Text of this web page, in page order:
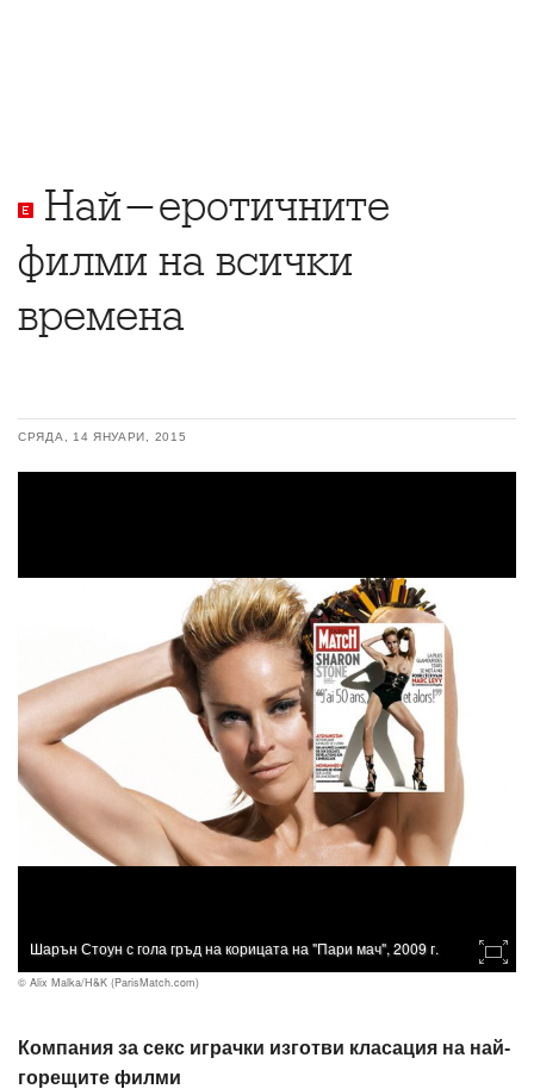
Най-еротичните
филми на всички
времена
СРЯДА, 14 ЯНУАРИ, 2015
Шарън Стоун с гола гръд на корицата на "Пари мач", 2009 г.
© Alix Malka/H&K (ParisMatch.com)
Компания за секс играчки изготви класация на най-
горещите филми